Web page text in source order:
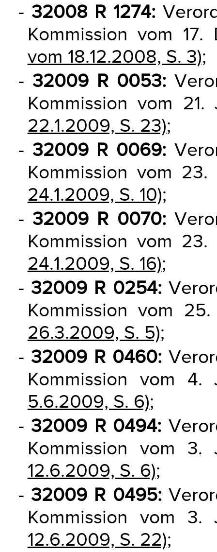
- 32008 R 1274:
Kommission vom
vom 18.12.2008, S. 3);
- 32009 R 0053:
Kommission vom
22.1.2009, S. 23);
- 32009 R 0069:
Kommission vom
24.1.2009, S. 10);
- 32009 R 0070:
Kommission vom
24.1.2009, S. 16);
- 32009 R 0254:
Kommission vom
26.3.2009, S. 5);
- 32009 R 0460:
Kommission vom
5.6.2009, S. 6);
- 32009 R 0494:
Kommission vom
12.6.2009, S. 6);
- 32009 R 0495:
Kommission vom
12.6.2009, S. 22);